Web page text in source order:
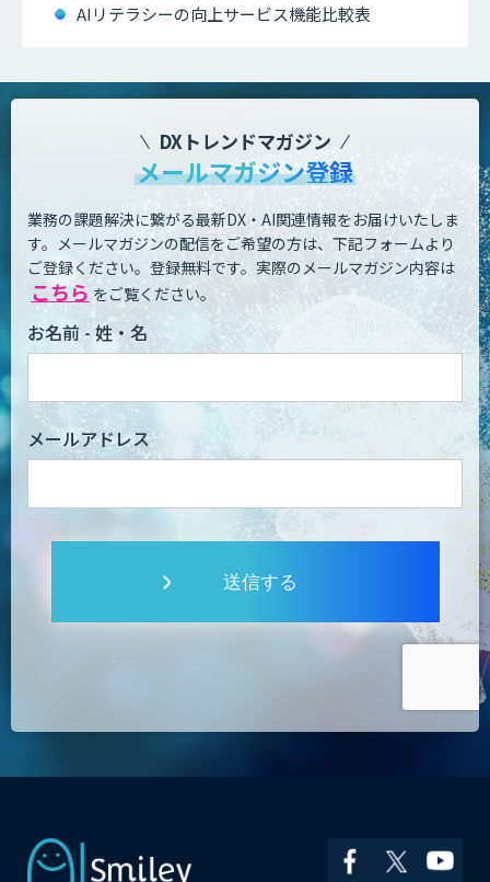
AIリテラシーの向上サービス機能比較表
DXトレンドマガジン
メールマガジン登録
業務の課題解決に繋がる最新DX・AI関連情報をお届けいたしま
す。 メールマガジンの配信をご希望の方は、下記フォームより
ご登録ください。登録無料です。 実際のメールマガジン内容は
こちら をご覧ください。
お名前 - 姓・名
メールアドレス
送信する